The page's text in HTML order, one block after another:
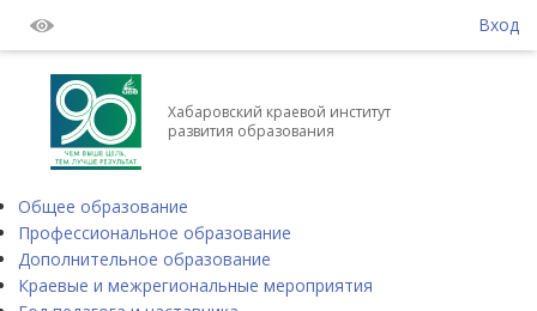
Вход
Хабаровский краевой институт
развития образования
Общее образование
Профессиональное образование
Дополнительное образование
Краевые и межрегиональные мероприятия